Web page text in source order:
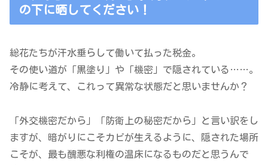
の下に晒してください！
総花たちが汗水垂らして働いて払った税金。
その使い道が「黒塗り」や「機密」で隠されている……。
冷静に考えて、これって異常な状態だと思いませんか？
「外交機密だから」「防衛上の秘密だから」と言い訳をし
ますが、暗がりにこそカビが生えるように、隠された場所
こそが、最も醜悪な利権の温床になるものだと思うんで